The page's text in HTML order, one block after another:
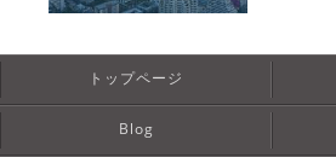
トップページ
Blog